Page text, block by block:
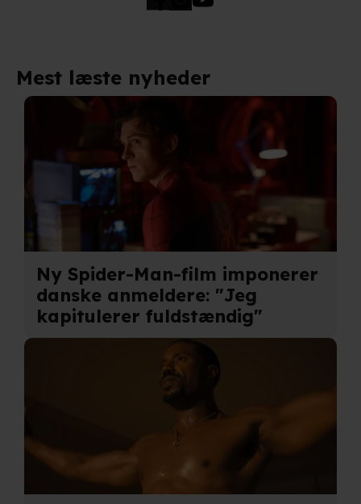
Når vi anvender cookies, behandler vi kortvarigt din IP-
adresse. IP-adressen kan blive delt med vores
Du kan læse mere om vores brug af cookies og
behandling af dine personoplysninger i både vores
privatlivspolitikog cookiepolitik
Mest læste nyheder
Ny Spider-Man-film imponerer
danske anmeldere: "Jeg
kapitulerer fuldstændig"